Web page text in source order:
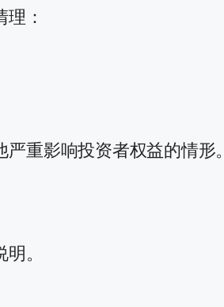
：
严重影响投资者权益的情形
。